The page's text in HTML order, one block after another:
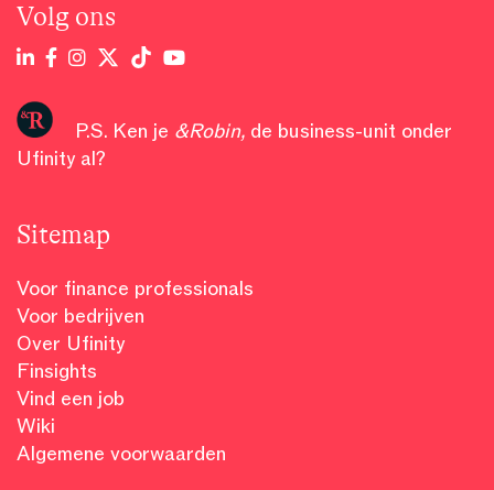
Volg ons
P.S. Ken je &Robin, de business-unit onder
Ufinity al?
Sitemap
Voor finance professionals
Voor bedrijven
Over Ufinity
Finsights
Vind een job
Wiki
Algemene voorwaarden